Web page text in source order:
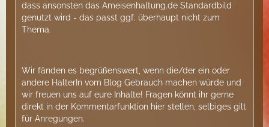
dass ansonsten das Ameisenhaltung.de Standardbild
genutzt wird - das passt ggf. überhaupt nicht zum
Thema.
Wir fänden es begrüßenswert, wenn die/der ein oder
andere HalterIn vom Blog Gebrauch machen würde und
wir freuen uns auf eure Inhalte! Fragen könnt ihr gerne
direkt in der Kommentarfunktion hier stellen, selbiges gilt
für Anregungen.